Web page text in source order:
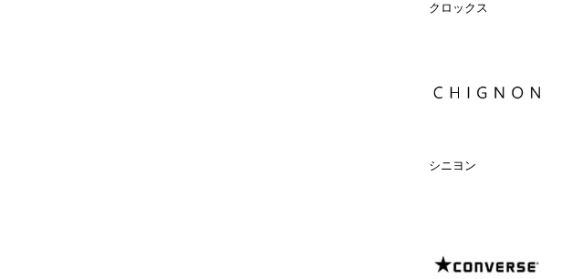
クロックス
シニヨン